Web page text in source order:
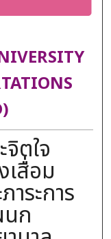
ตใจ
สื่อม
าระการ
ก